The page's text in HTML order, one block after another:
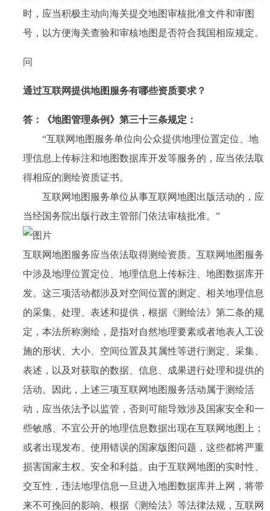
时，应当积极主动向海关提交地图审核批准文件和审图
号，以方便海关查验和审核地图是否符合我国相应规定。
问
通过互联网提供地图服务有哪些资质要求？
答：
《地图管理条例》第三十三条规定：
“互联网地图服务单位向公众提供地理位置定位、地
理信息上传标注和地图数据库开发等服务的，应当依法取
得相应的测绘资质证书。
互联网地图服务单位从事互联网地图出版活动的，应
当经国务院出版行政主管部门依法审核批准。”
互联网地图服务应当依法取得测绘资质。互联网地图服务
中涉及地理位置定位、地理信息上传标注、地图数据库开
发。这三项活动都涉及对空间位置的测定、相关地理信息
的采集、处理、表述和提供，根据《测绘法》第二条的规
定，本法所称测绘，是指对自然地理要素或者地表人工设
施的形状、大小、空间位置及其属性等进行测定、采集、
表述，以及对获取的数据、信息、成果进行处理和提供的
活动。因此，上述三项互联网地图服务活动属于测绘活
动，应当依法予以监管，否则可能导致涉及国家安全和一
些敏感、不宜公开的地理信息数据出现在互联网地图上；
或者出现发布、使用错误的国家版图问题，这些都将严重
损害国家主权、安全和利益。由于互联网地图的实时性、
交互性，违法地理信息一旦进入地图数据库并上网，将带
来不可挽回的影响。根据《测绘法》等法律法规，互联网